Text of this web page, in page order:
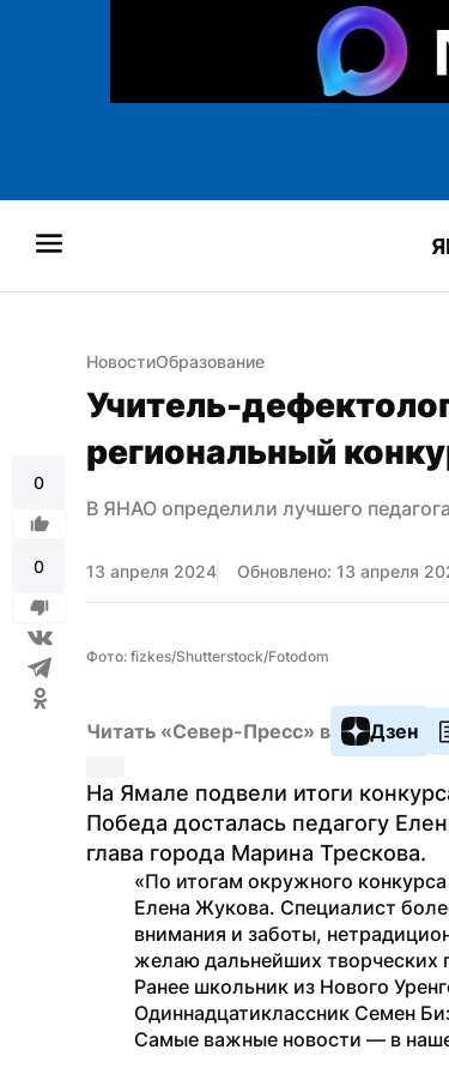
0
0
НовостиОбразование
Учитель-
региональный
В ЯНАО определили лучшего
13 апреля 2024 Обновлено: 13 апреля
Фото: fizkes/Shutterstock/Fotodom
Читать «Север-Пресс» в Дзен
На Ямале подвели итоги
Победа досталась педагогу
глава города Марина Трескова.
«По итогам окружного
Елена Жукова. Специалист
внимания и заботы,
желаю дальнейших творческих
Ранее школьник из Нового
Одиннадцатиклассник Семен
Самые важные новости — в